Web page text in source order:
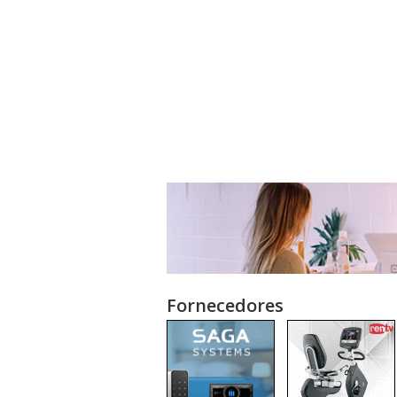
Fornecedores